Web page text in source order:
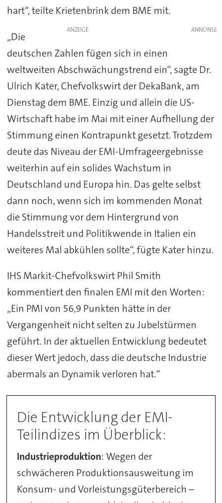
hart“, teilte Krietenbrink dem BME mit.
ANZEIGE
„Die
deutschen Zahlen fügen sich in einen
weltweiten Abschwächungstrend ein“, sagte Dr.
Ulrich Kater, Chefvolkswirt der DekaBank, am
Dienstag dem BME. Einzig und allein die US-
Wirtschaft habe im Mai mit einer Aufhellung der
Stimmung einen Kontrapunkt gesetzt. Trotzdem
deute das Niveau der EMI-Umfrageergebnisse
weiterhin auf ein solides Wachstum in
Deutschland und Europa hin. Das gelte selbst
dann noch, wenn sich im kommenden Monat
die Stimmung vor dem Hintergrund von
Handelsstreit und Politikwende in Italien ein
weiteres Mal abkühlen sollte“, fügte Kater hinzu.
IHS Markit-Chefvolkswirt Phil Smith
kommentiert den finalen EMI mit den Worten:
„Ein PMI von 56,9 Punkten hätte in der
Vergangenheit nicht selten zu Jubelstürmen
geführt. In der aktuellen Entwicklung bedeutet
dieser Wert jedoch, dass die deutsche Industrie
abermals an Dynamik verloren hat.“
Die Entwicklung der EMI-
Teilindizes im Überblick:
Industrieproduktion: Wegen der
schwächeren Produktionsausweitung im
Konsum- und Vorleistungsgüterbereich –